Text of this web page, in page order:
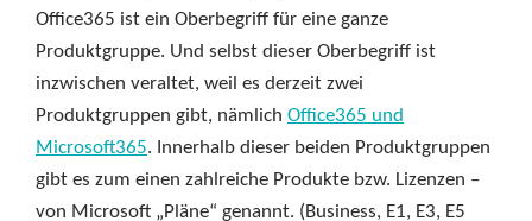
Office365 ist ein Oberbegriff für eine ganze
Produktgruppe. Und selbst dieser Oberbegriff ist
inzwischen veraltet, weil es derzeit zwei
Produktgruppen gibt, nämlich Office365 und
Microsoft365. Innerhalb dieser beiden Produktgruppen
gibt es zum einen zahlreiche Produkte bzw. Lizenzen –
von Microsoft „Pläne“ genannt. (Business, E1, E3, E5